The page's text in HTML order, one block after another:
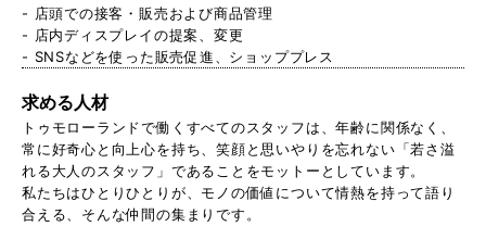
- 店頭での接客・販売および商品管理
- 店内ディスプレイの提案、変更
- SNSなどを使った販売促進、ショッププレス
求める人材
トゥモローランドで働くすべてのスタッフは、年齢に関係なく、
常に好奇心と向上心を持ち、笑顔と思いやりを忘れない「若さ溢
れる大人のスタッフ」であることをモットーとしています。
私たちはひとりひとりが、モノの価値について情熱を持って語り
合える、そんな仲間の集まりです。